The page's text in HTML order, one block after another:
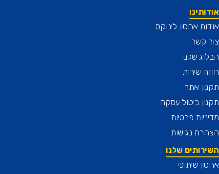
אחסון לינוקס
קשר
שלנו
שירות
אתר
ביטול עסקה
פרטיות
נגישות
שלנו
שיתופי